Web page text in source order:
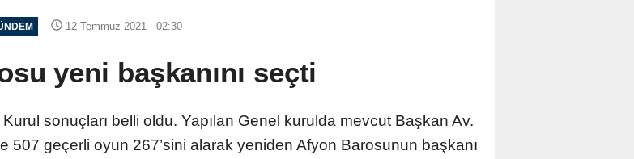
12 Temmuz 2021 - 02:30
yeni başkanını seçti
sonuçları belli oldu. Yapılan Genel kurulda mevcut Başkan Av.
geçerli oyun 267’sini alarak yeniden Afyon Barosunun başkanı